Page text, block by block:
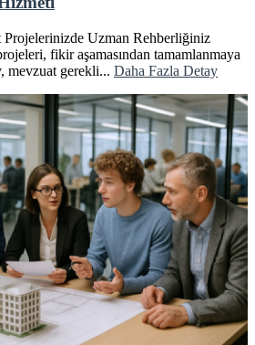
Uzman Rehberliğiniz
fikir aşamasından tamamlanmaya
mevzuat gerekli... Daha Fazla Detay